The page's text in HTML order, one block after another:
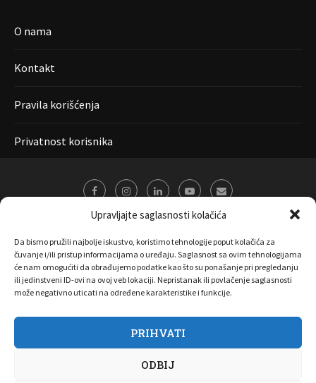
Upravljajte saglasnosti kolačića
Da bismo pružili najbolje iskustvo, koristimo tehnologije poput kolačića za
čuvanje i/ili pristup informacijama o uređaju. Saglasnost sa ovim tehnologijama
će nam omogućiti da obrađujemo podatke kao što su ponašanje pri pregledanju
ili jedinstveni ID-ovi na ovoj veb lokaciji. Nepristanak ili povlačenje saglasnosti
može negativno uticati na određene karakteristike i funkcije.
PRIHVATI
ODBIJ
O nama
Kontakt
Pravila korišćenja
Privatnost korisnika
O nama Marketing Kontakt FAQ
Privatnost korisnika
Pravila korišćenja